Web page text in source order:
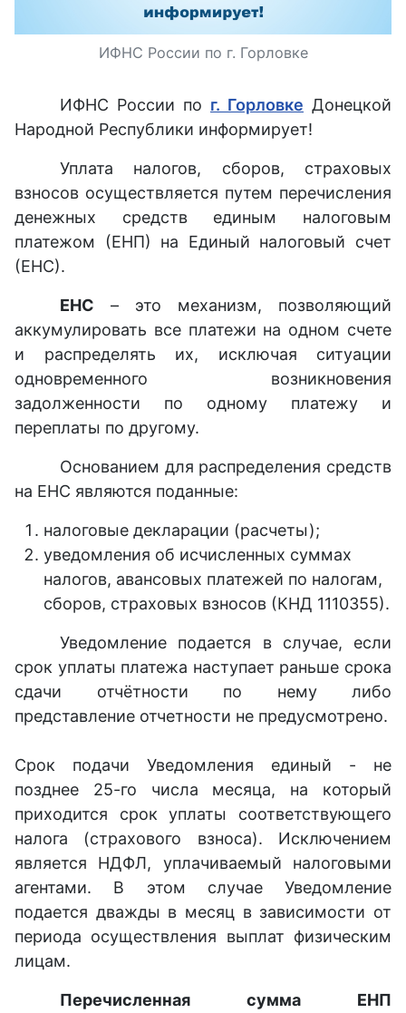
ИФНС России по г. Горловке
ИФНС России по г. Горловке Донецкой
Народной Республики информирует!
Уплата налогов, сборов, страховых
взносов осуществляется путем перечисления
денежных средств единым налоговым
платежом (ЕНП) на Единый налоговый счет
(ЕНС).
ЕНС – это механизм, позволяющий
аккумулировать все платежи на одном счете
и распределять их, исключая ситуации
одновременного возникновения
задолженности по одному платежу и
переплаты по другому.
Основанием для распределения средств
на ЕНС являются поданные:
налоговые декларации (расчеты);
уведомления об исчисленных суммах
налогов, авансовых платежей по налогам,
сборов, страховых взносов (КНД 1110355).
Уведомление подается в случае, если
срок уплаты платежа наступает раньше срока
сдачи отчётности по нему либо
представление отчетности не предусмотрено.
Срок подачи Уведомления единый - не
позднее 25-го числа месяца, на который
приходится срок уплаты соответствующего
налога (страхового взноса). Исключением
является НДФЛ, уплачиваемый налоговыми
агентами. В этом случае Уведомление
подается дважды в месяц в зависимости от
периода осуществления выплат физическим
лицам.
Перечисленная сумма ЕНП